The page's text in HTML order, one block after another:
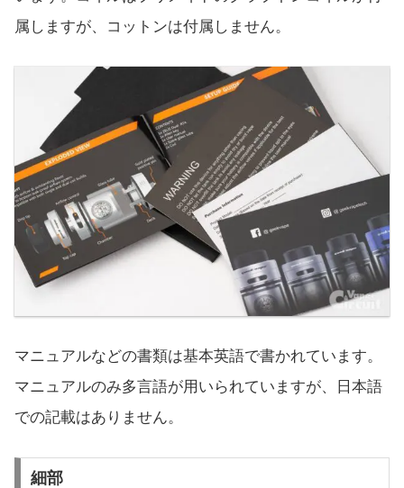
属しますが、コットンは付属しません。
マニュアルなどの書類は基本英語で書かれています。
マニュアルのみ多言語が用いられていますが、日本語
での記載はありません。
細部